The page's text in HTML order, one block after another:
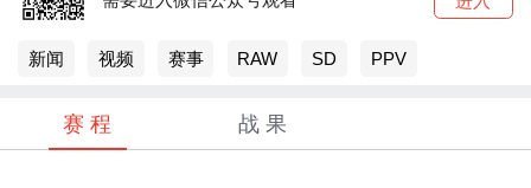
新闻 视频 赛事 RAW SD PPV
赛 程 战 果